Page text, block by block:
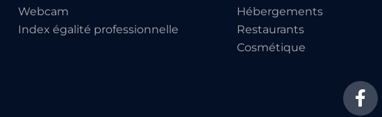
Webcam
Index égalité professionnelle
Hébergements
Restaurants
Cosmétique